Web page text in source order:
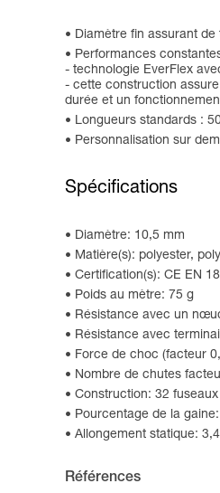
Diamètre fin assurant
Performances
- technologie EverFlex
- cette construction
durée et un
Longueurs standards :
Personnalisation sur
Spécifications
Diamètre: 10,5 mm
Matière(s): polyester,
Certification(s): CE EN
Poids au mètre: 75 g
Résistance avec un
Résistance avec
Force de choc (facteur
Nombre de chutes
Construction: 32 fuseaux
Pourcentage de la
Allongement statique:
Références